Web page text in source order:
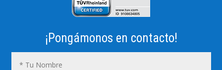
¡Pongámonos en contacto!